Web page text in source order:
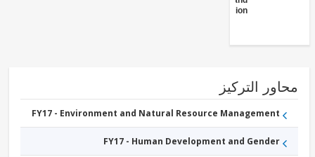
Construction
التركيز
FY17 - Environment and Natural Resource Management
FY17 - Human Development and Gender